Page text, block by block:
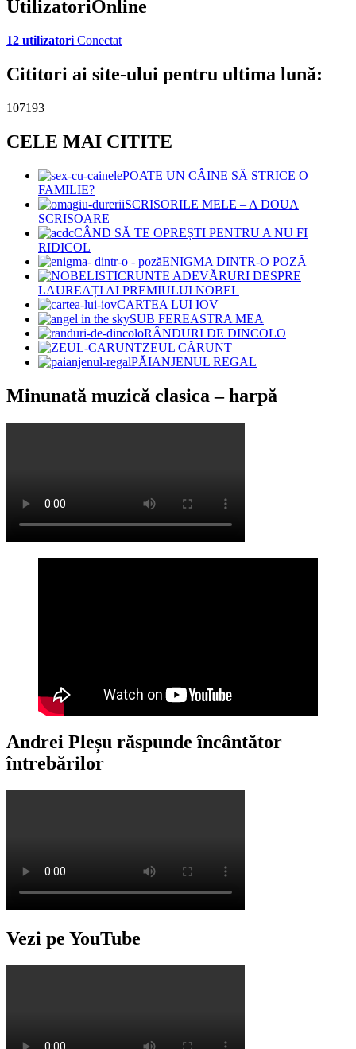
UtilizatoriOnline
12 utilizatori Conectat
Cititori ai site-ului pentru ultima lună:
107193
CELE MAI CITITE
POATE UN CÂINE SĂ STRICE O
FAMILIE?
SCRISORILE MELE – A DOUA
SCRISOARE
CÂND SĂ TE OPREȘTI PENTRU A NU FI
RIDICOL
ENIGMA DINTR-O POZĂ
CRUNTE ADEVĂRURI DESPRE
LAUREAȚI AI PREMIULUI NOBEL
CARTEA LUI IOV
SUB FEREASTRA MEA
RÂNDURI DE DINCOLO
ZEUL CĂRUNT
PĂIANJENUL REGAL
Minunată muzică clasica – harpă
Andrei Pleșu răspunde încântător
întrebărilor
Vezi pe YouTube